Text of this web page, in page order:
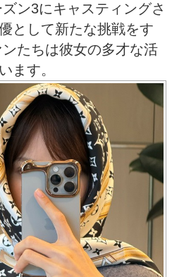
ン3にキャスティングさ
として新たな挑戦をす
たちは彼女の多才な活
ます。